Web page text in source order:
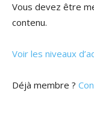
Vous devez être
contenu.
Voir les niveaux
Déjà membre ?